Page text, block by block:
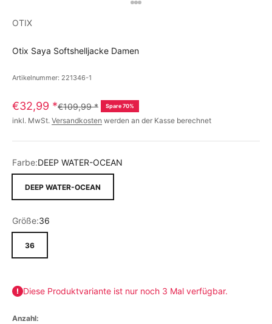
OTIX
Otix Saya Softshelljacke Damen
Artikelnummer: 221346-1
€32,99 *€109,99* Spare 70%
inkl. MwSt. Versandkosten werden an der Kasse berechnet
Farbe:DEEP WATER-OCEAN
DEEP WATER-OCEAN
Größe:36
36
Diese Produktvariante ist nur noch 3 Mal verfügbar.
Anzahl: